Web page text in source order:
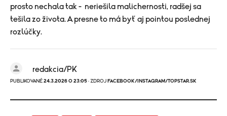
prosto nechala tak - neriešila malichernosti, radšej sa
tešila zo života. A presne to má byť aj pointou poslednej
rozlúčky.
redakcia/PK
PUBLIKOVANÉ 24.3.2026 O 23:05 · ZDROJ FACEBOOK/INSTAGRAM/TOPSTAR.SK